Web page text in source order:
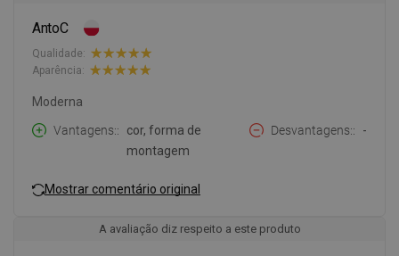
AntoC
Qualidade:
Aparência:
Moderna
Vantagens:
cor, forma de
montagem
Desvantagens: -
Mostrar comentário original
A avaliação diz respeito a este produto